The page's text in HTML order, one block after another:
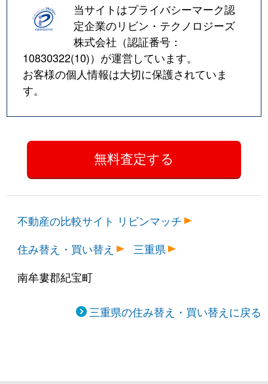
当サイトはプライバシーマーク認
定企業のリビン・テクノロジーズ
株式会社（認証番号：
10830322(10)）が運営しています。
お客様の個人情報は大切に保護されていま
す。
不動産の比較サイト リビンマッチ
住み替え・買い替え
三重県
南牟婁郡紀宝町
三重県の住み替え・買い替えに戻る